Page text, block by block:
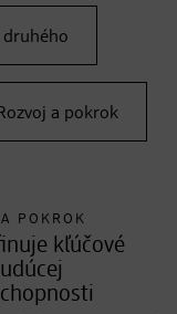
druhého
a pokrok
POKROK
kľúčové